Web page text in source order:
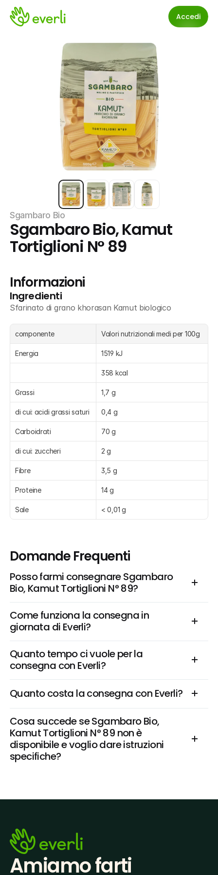
Accedi
Sgambaro Bio
Sgambaro Bio, Kamut
Tortiglioni N° 89
Informazioni
Ingredienti
Sfarinato di grano khorasan Kamut biologico
componente Valori nutrizionali medi per 100g
Energia 1519 kJ
358 kcal
Grassi 1,7 g
di cui: acidi grassi saturi 0,4 g
Carboidrati 70 g
di cui: zuccheri 2 g
Fibre 3,5 g
Proteine 14 g
Sale < 0,01 g
Domande Frequenti
Posso farmi consegnare Sgambaro
Bio, Kamut Tortiglioni N° 89?
Come funziona la consegna in
giornata di Everli?
Quanto tempo ci vuole per la
consegna con Everli?
Quanto costa la consegna con Everli?
Cosa succede se Sgambaro Bio,
Kamut Tortiglioni N° 89 non è
disponibile e voglio dare istruzioni
specifiche?
Amiamo farti